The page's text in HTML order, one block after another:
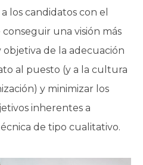
los candidatos con el
una visión más
de la adecuación
al puesto (y a la cultura
y minimizar los
inherentes a
de tipo cualitativo.